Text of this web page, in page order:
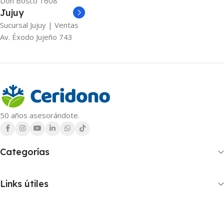
Jujuy
Sucursal Jujuy | Ventas
Av. Éxodo Jujeño 743
50 años asesorándote.
Categorías
Links útiles